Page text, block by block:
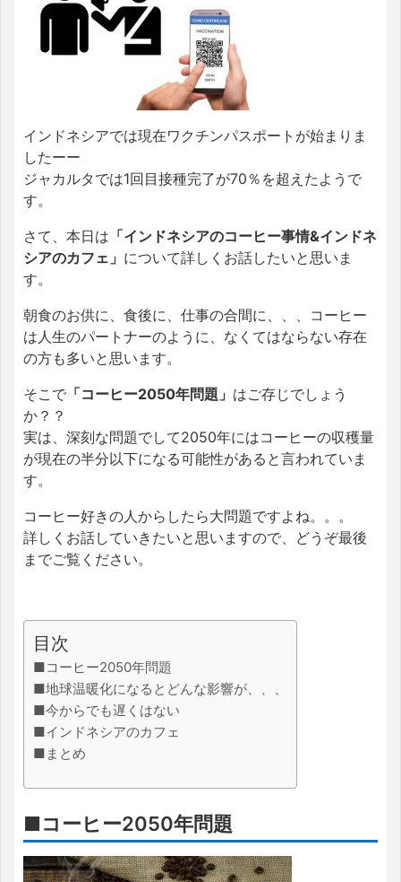
インドネシアでは現在ワクチンパスポートが始まりま
したーー
ジャカルタでは1回目接種完了が70％を超えたようで
す。
さて、本日は 「インドネシアのコーヒー事情&インドネ
シアのカフェ」 について詳しくお話したいと思いま
す。
朝食のお供に、食後に、仕事の合間に、、、コーヒー
は人生のパートナーのように、なくてはならない存在
の方も多いと思います。
そこで 「コーヒー2050年問題」 はご存じでしょう
か？？
実は、深刻な問題でして2050年にはコーヒーの収穫量
が現在の半分以下になる可能性があると言われていま
す。
コーヒー好きの人からしたら大問題ですよね。。。
詳しくお話していきたいと思いますので、どうぞ最後
までご覧ください。
目次
■コーヒー2050年問題
■地球温暖化になるとどんな影響が、、、
■今からでも遅くはない
■インドネシアのカフェ
■まとめ
■コーヒー2050年問題